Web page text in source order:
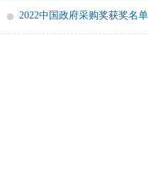
2022中国政府采购奖获奖名单